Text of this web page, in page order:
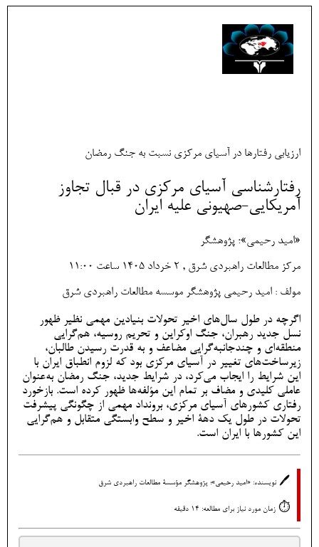
ارزیابی رفتارها در آسیای مرکزی نسبت به جنگ رمضان
رفتارشناسی آسیای مرکزی در قبال تجاوز
آمریکایی-صهیونی علیه ایران
«امید رحیمی»؛ پژوهشگر
مرکز مطالعات راهبردی شرق , 2 خرداد 1405 ساعت 11:00
مولف : امید رحیمی پژوهشگر موسسه مطالعات راهبردی شرق
اگرچه در طول سال‌های اخیر تحولات بنیادین مهمی نظیر ظهور
نسل جدید رهبران، جنگ اوکراین و تحریم روسیه، هم‌گرایی
منطقه‌ای و چندجانبه‌گرایی مضاعف و به قدرت رسیدن طالبان،
زیرساخت‌های تغییر در آسیای مرکزی بود که لزوم انطباق ایران با
این شرایط را ایجاب می‌کرد، در شرایط جدید، جنگ رمضان به‌عنوان
عاملی کلیدی و مضاف بر تمام این مؤلفه‌ها ظهور کرده است. بازخورد
رفتاری کشورهای آسیای مرکزی، برونداد مهمی از چگونگی پیشرفت
تحولات در طول یک دهۀ اخیر و سطح وابستگی متقابل و هم‌گرایی
این کشورها با ایران است.
🖊️ نویسنده: «امید رحیمی»؛ پژوهشگر مؤسسۀ مطالعات راهبردی شرق
⏱️ زمان مورد نیاز برای مطالعه: 14 دقیقه